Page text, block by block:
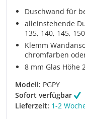
Duschwand für
alleinstehende
135, 140, 145,
Klemm
chromfarben
8 mm Glas Höhe
Modell: PGPY
Sofort verfügbar
Lieferzeit: 1-2